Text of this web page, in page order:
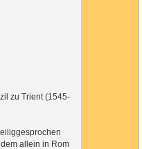
zu Trient (1545-
allein in Rom